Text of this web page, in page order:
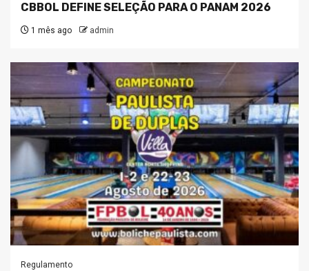
CBBOL DEFINE SELEÇÃO PARA O PANAM 2026
1 mês ago admin
Regulamento